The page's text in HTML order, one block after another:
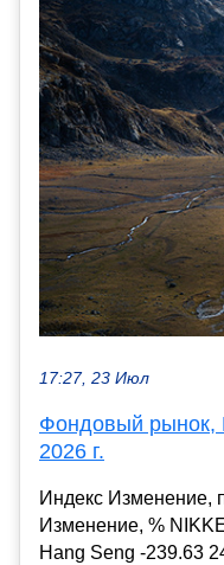
17:27, 23 Июл
Фондовый рынок,
2026 г.
Индекс Изменение,
Изменение, %
Hang Seng -239.63